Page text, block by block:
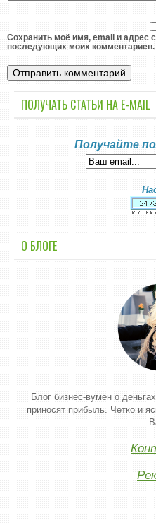
Сохранить моё имя, email и адрес
последующих моих комментариев.
ПОЛУЧАТЬ СТАТЬИ НА E-MАIL
Получайте
О БЛОГЕ
Блог бизнес-вумен о
приносят прибыль. Четко и